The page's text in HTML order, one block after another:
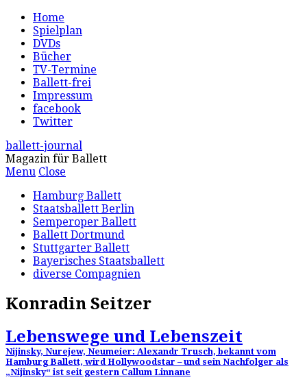
Home
Spielplan
DVDs
Bücher
TV-Termine
Ballett-frei
Impressum
facebook
Twitter
ballett-journal
Magazin für Ballett
Menu Close
Hamburg Ballett
Staatsballett Berlin
Semperoper Ballett
Ballett Dortmund
Stuttgarter Ballett
Bayerisches Staatsballett
diverse Compagnien
Konradin Seitzer
Lebenswege und Lebenszeit
Nijinsky, Nurejew, Neumeier: Alexandr Trusch, bekannt vom
Hamburg Ballett, wird Hollywoodstar – und sein Nachfolger als
„Nijinsky“ ist seit gestern Callum Linnane